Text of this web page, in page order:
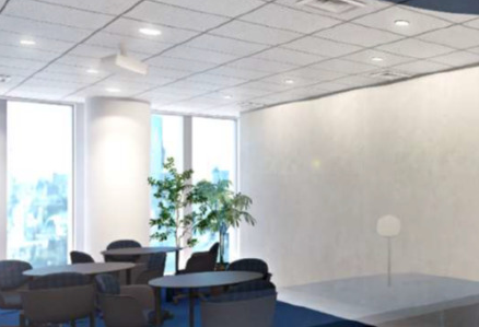
インタビュー
就活成功ガイド
プラン
個人向けプラン
法人向けプラン
契約内容・クーポン